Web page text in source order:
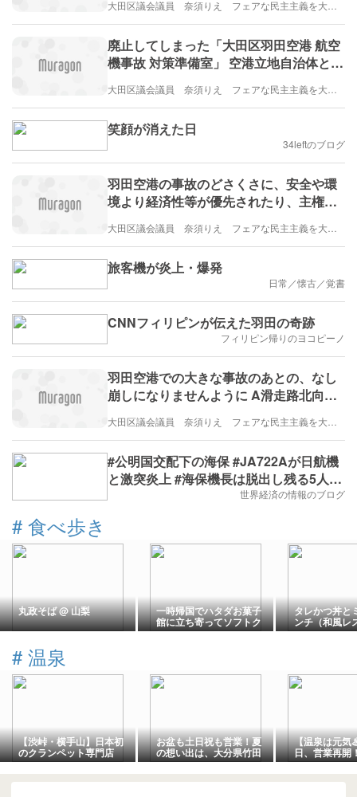
廃止してしまった「大田区羽田空港 航空
機事故 対策準備室」 空港立地自治体とし
か
笑顔が消えた日
34leftのブログ
羽田空港の事故のどさくさに、安全や環
境より経済性等が優先されたり、主権を
惨事便乗型資本主義は虎視眈々と機会を
旅客機が炎上・爆発
日常／懐古／覚書
CNNフィリピンが伝えた羽田の奇跡
フィリピン帰りのヨコピーノ
羽田空港での大きな事故のあとの、なし
崩しになりませんように A滑走路北向き
何を伝え、国と区は何をしようとしてい
#公明国交配下の海保 #JA722Aが日航機
と激突炎上 #海保機長は脱出し残る5人死
世界経済の情報のブログ
# 食べ歩き
丸政そば @ 山梨 一時帰国でハタダお菓子
館に立ち寄ってソフトク
リーム
タレかつ丼と
ンチ（和風レ
るまつ柳生店
# 温泉
【渋峠・横手山】日本初
のクランペット専門店
へ！奇跡の晴れ間とパリ
ピなカモシカ｜万座温泉
ひとり旅㊱
お盆も土日祝も営業！夏
の想い出は、大分県竹田
市長湯温泉オートキャン
プ場「グランパーク長
湯」で
【温泉は元
日、営業再開
竹田市長湯温
「クアパーク